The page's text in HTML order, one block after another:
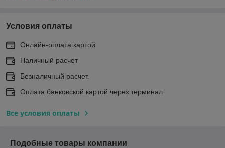
Условия оплаты
Онлайн-оплата картой
Наличный расчет
Безналичный расчет.
Оплата банковской картой через терминал
Все условия оплаты
Подобные товары компании